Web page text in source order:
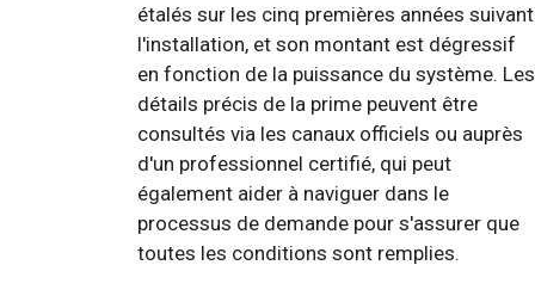
étalés sur les cinq premières années suivant
l'installation, et son montant est dégressif
en fonction de la puissance du système. Les
détails précis de la prime peuvent être
consultés via les canaux officiels ou auprès
d'un professionnel certifié, qui peut
également aider à naviguer dans le
processus de demande pour s'assurer que
toutes les conditions sont remplies.